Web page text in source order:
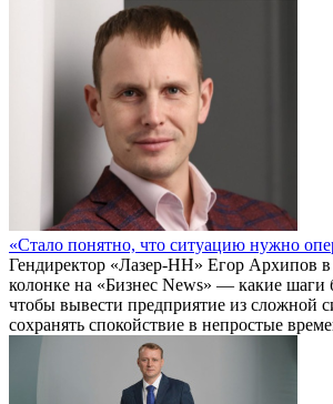
«Стало понятно, что ситуацию нужно
Гендиректор «Лазер-НН» Егор Архипов в
колонке на «Бизнес News» — какие
чтобы вывести предприятие из сложной
сохранять спокойствие в непростые